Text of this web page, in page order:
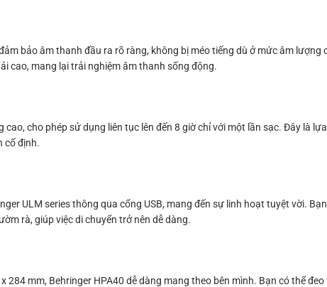
bảo âm thanh đầu ra rõ ràng, không bị méo tiếng dù ở mức âm lượng
cao, mang lại trải nghiệm âm thanh sống động.
cho phép sử dụng liên tục lên đến 8 giờ chỉ với một lần sạc. Đây là
cố định.
ULM series thông qua cổng USB, mang đến sự linh hoạt tuyệt vời.
rà, giúp việc di chuyển trở nên dễ dàng.
mm, Behringer HPA40 dễ dàng mang theo bên mình. Bạn có thể